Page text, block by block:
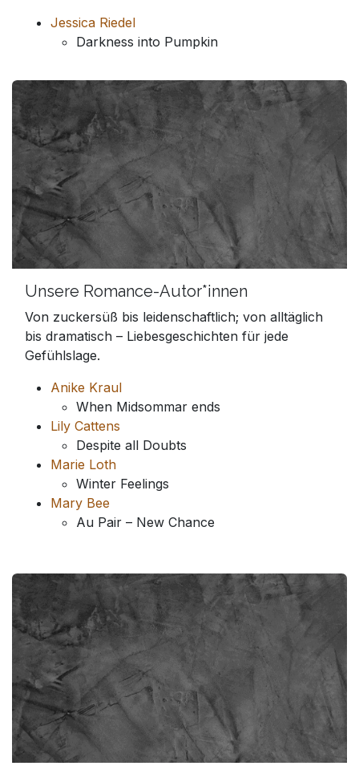
Jessica Riedel
Darkness into Pumpkin
Unsere Romance-Autor*innen
Von zuckersüß bis leidenschaftlich; von alltäglich
bis dramatisch – Liebesgeschichten für jede
Gefühlslage.
Anike Kraul
When Midsommar ends
Lily Cattens
Despite all Doubts
Marie Loth
Winter Feelings
Mary Bee
Au Pair – New Chance